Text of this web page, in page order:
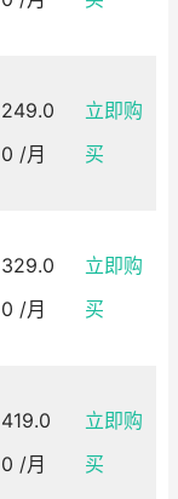
249.0
0 /月
立即购
买
329.0
0 /月
立即购
买
419.0
0 /月
立即购
买